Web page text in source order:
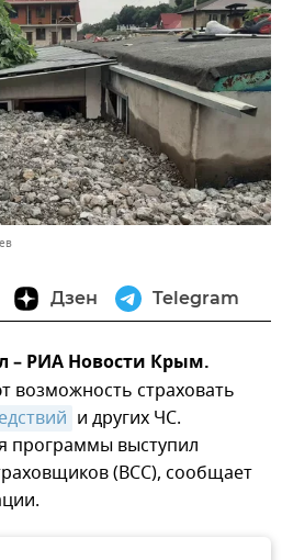
Дзен Telegram
РИА Новости Крым.
возможность страховать
и других ЧС.
программы выступил
(ВСС), сообщает